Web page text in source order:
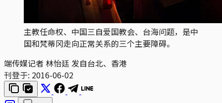
主教任命权、中国三自爱国教会、台海问题，是中
国和梵蒂冈走向正常关系的三个主要障碍。
端传媒记者 林怡廷 发自台北、香港
刊登于: 2016-06-02